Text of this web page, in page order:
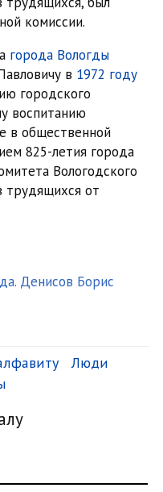
комиссии.
города Вологды
в 1972 году
городского
воспитанию
в общественной
825-летия города
Вологодского
трудящихся от
Денисов Борис
Люди